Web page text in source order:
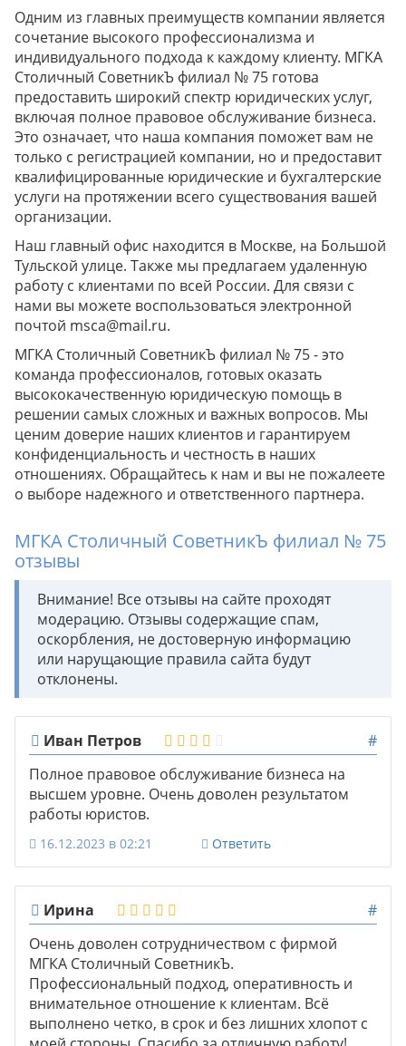
Одним из главных преимуществ компании является
сочетание высокого профессионализма и
индивидуального подхода к каждому клиенту. МГКА
Столичный СоветникЪ филиал № 75 готова
предоставить широкий спектр юридических услуг,
включая полное правовое обслуживание бизнеса.
Это означает, что наша компания поможет вам не
только с регистрацией компании, но и предоставит
квалифицированные юридические и бухгалтерские
услуги на протяжении всего существования вашей
организации.
Наш главный офис находится в Москве, на Большой
Тульской улице. Также мы предлагаем удаленную
работу с клиентами по всей России. Для связи с
нами вы можете воспользоваться электронной
почтой msca@mail.ru.
МГКА Столичный СоветникЪ филиал № 75 - это
команда профессионалов, готовых оказать
высококачественную юридическую помощь в
решении самых сложных и важных вопросов. Мы
ценим доверие наших клиентов и гарантируем
конфиденциальность и честность в наших
отношениях. Обращайтесь к нам и вы не пожалеете
о выборе надежного и ответственного партнера.
МГКА Столичный СоветникЪ филиал № 75
отзывы
Внимание! Все отзывы на сайте проходят
модерацию. Отзывы содержащие спам,
оскорбления, не достоверную информацию
или нарущающие правила сайта будут
отклонены.
Иван Петров
#
Полное правовое обслуживание бизнеса на
высшем уровне. Очень доволен результатом
работы юристов.
16.12.2023 в 02:21 Ответить
Ирина
#
Очень доволен сотрудничеством с фирмой
МГКА Столичный СоветникЪ.
Профессиональный подход, оперативность и
внимательное отношение к клиентам. Всё
выполнено четко, в срок и без лишних хлопот с